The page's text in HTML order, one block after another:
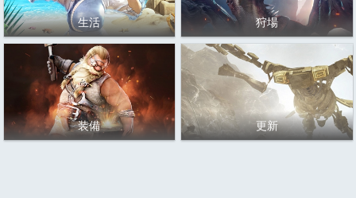
生活 狩場
装備 更新